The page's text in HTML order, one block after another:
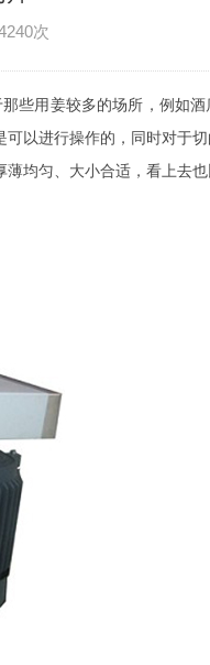
次
些用姜较多的场所，例如
以进行操作的，同时对于
均匀、大小合适，看上去